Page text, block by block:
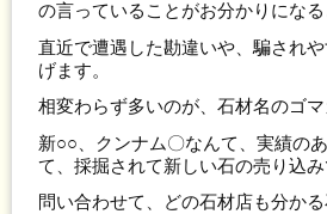
の言っていることがお分かりになる
直近で遭遇した勘違いや、騙され
げます。
相変わらず多いのが、石材名のゴマ
新○○、クンナム〇なんて、実績の
て、採掘されて新しい石の売り込み
問い合わせて、どの石材店も分か